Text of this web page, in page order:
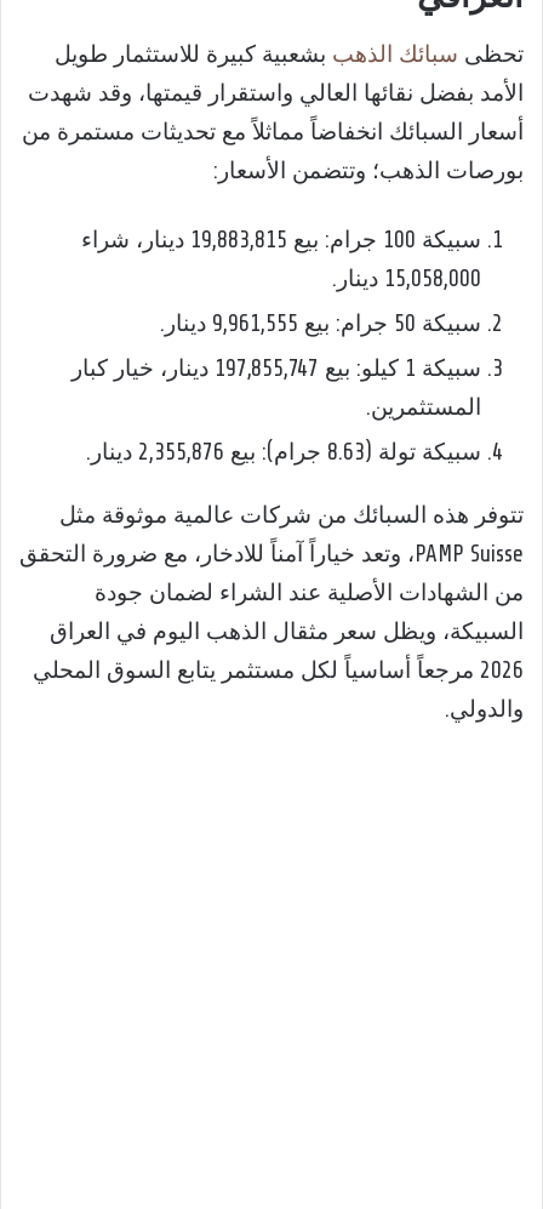
تحظى سبائك الذهب بشعبية كبيرة للاستثمار طويل
الأمد بفضل نقائها العالي واستقرار قيمتها، وقد شهدت
أسعار السبائك انخفاضاً مماثلاً مع تحديثات مستمرة من
بورصات الذهب؛ وتتضمن الأسعار:
سبيكة 100 جرام: بيع 19,883,815 دينار، شراء
15,058,000 دينار.
سبيكة 50 جرام: بيع 9,961,555 دينار.
سبيكة 1 كيلو: بيع 197,855,747 دينار، خيار كبار
المستثمرين.
سبيكة تولة (8.63 جرام): بيع 2,355,876 دينار.
تتوفر هذه السبائك من شركات عالمية موثوقة مثل
PAMP Suisse، وتعد خياراً آمناً للادخار، مع ضرورة التحقق
من الشهادات الأصلية عند الشراء لضمان جودة
السبيكة، ويظل سعر مثقال الذهب اليوم في العراق
2026 مرجعاً أساسياً لكل مستثمر يتابع السوق المحلي
والدولي.